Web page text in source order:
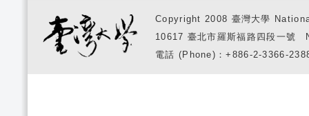
Copyright 2008 臺灣大學
10617 臺北市羅斯福路四段一
電話 (Phone)：+886-2-3366-